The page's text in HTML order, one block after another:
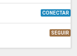
CONECTAR
SEGUIR